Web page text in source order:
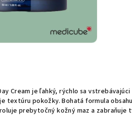
Cream je ľahký, rýchlo sa
textúru pokožky. Bohatá formula
prebytočný kožný maz a